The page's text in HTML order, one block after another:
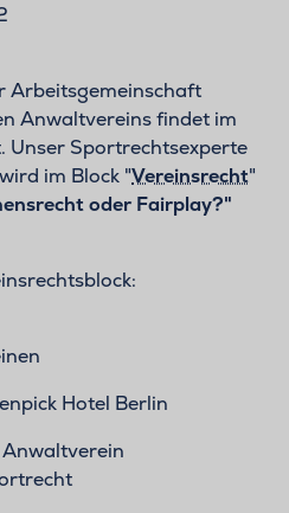
Arbeitsgemeinschaft
Anwaltvereins findet im
Unser Sportrechtsexperte
wird im Block "Vereinsrecht"
oder Fairplay?"
Hotel Berlin